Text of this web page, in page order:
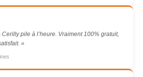
Cerilly pile à l’heure. Vraiment 100% gratuit,
»